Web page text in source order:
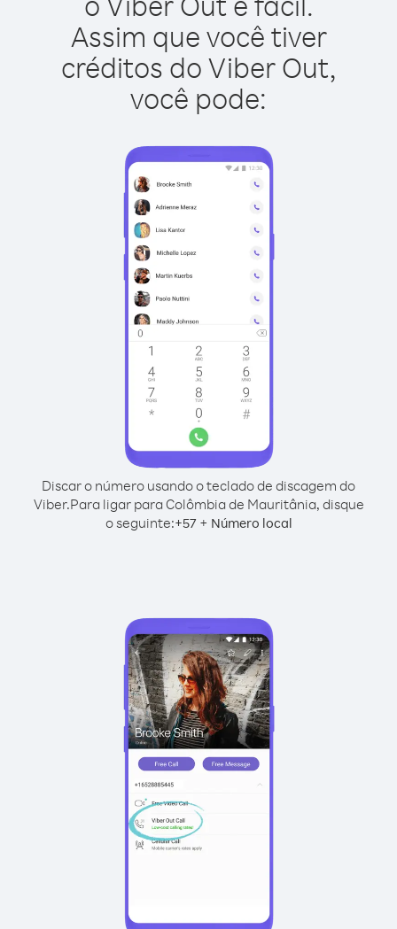
Assim que você tiver
créditos do Viber Out,
você pode:
Discar o número usando o teclado de discagem do
Viber.Para ligar para Colômbia de Mauritânia, disque
o seguinte:+57+ Número local